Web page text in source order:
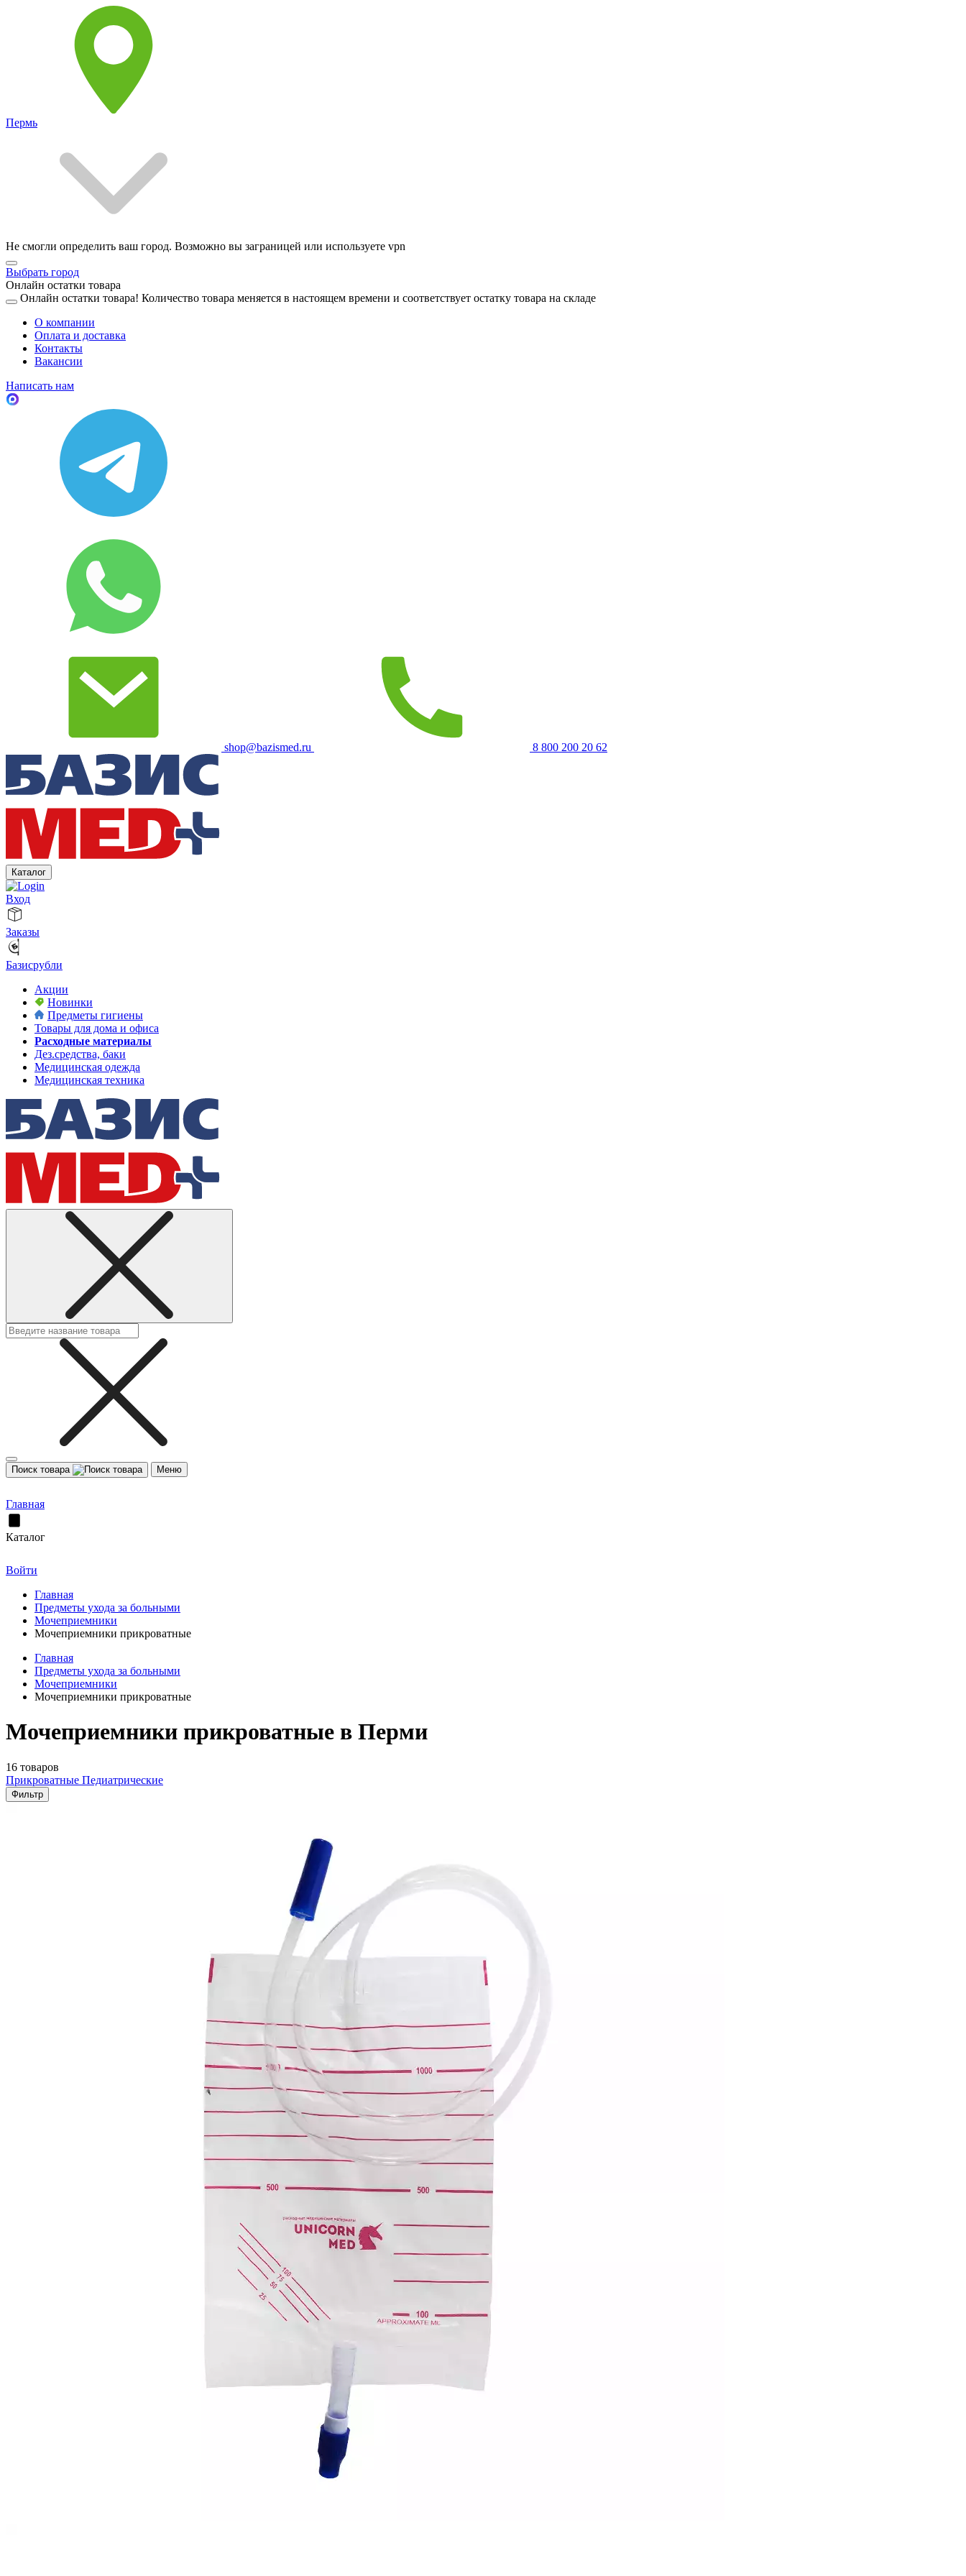
Пермь
Не смогли определить ваш город. Возможно вы заграницей или используете vpn
Выбрать город
Онлайн остатки товара
Онлайн остатки товара! Количество товара меняется в настоящем времени и соответствует остатку товара на складе
О компании
Оплата и доставка
Контакты
Вакансии
Написать нам
shop@bazismed.ru 8 800 200 20 62
Каталог
Вход
Заказы
Базисрубли
Акции
Новинки
Предметы гигиены
Товары для дома и офиса
Расходные материалы
Дез.средства, баки
Медицинская одежда
Медицинская техника
Поиск товара Меню
Главная
Каталог
Войти
Главная
Предметы ухода за больными
Мочеприемники
Мочеприемники прикроватные
Главная
Предметы ухода за больными
Мочеприемники
Мочеприемники прикроватные
Мочеприемники прикроватные в Перми
16 товаров
Прикроватные Педиатрические
Фильтр